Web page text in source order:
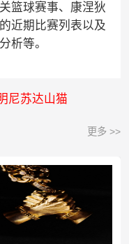
篮球赛事、康涅狄
近期比赛列表以及
析等。
尼苏达山猫
更多 >>